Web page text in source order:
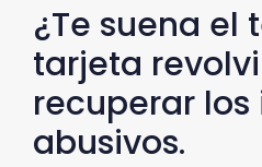
¿Te suena el
tarjeta
recuperar los
abusivos.